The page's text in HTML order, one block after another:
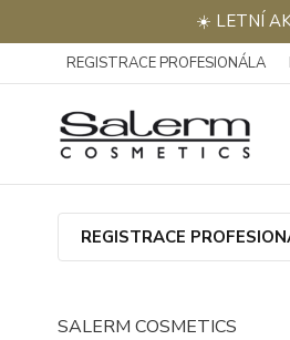
☀️ LETNÍ
REGISTRACE PROFESIONÁLA
REGISTRACE
SALERM COSMETICS